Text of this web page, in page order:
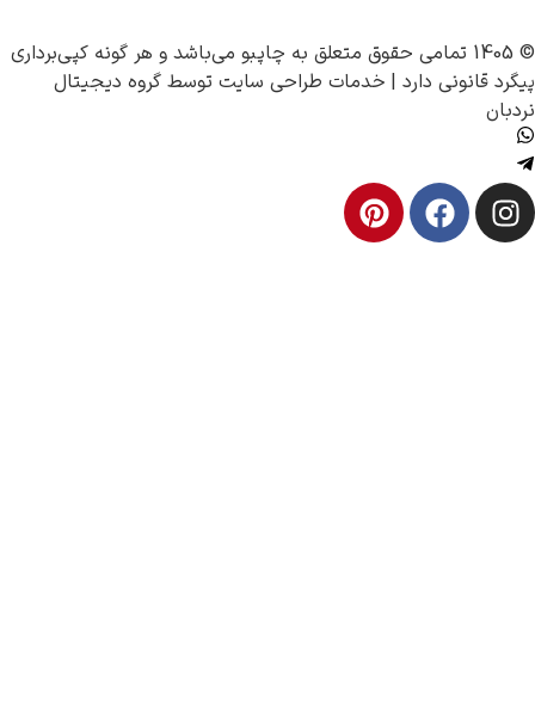
چاپبومی‌باشد و هر گونه کپی‌برداری
دارد |خدمات طراحی سایتتوسطگروه دیجیتال